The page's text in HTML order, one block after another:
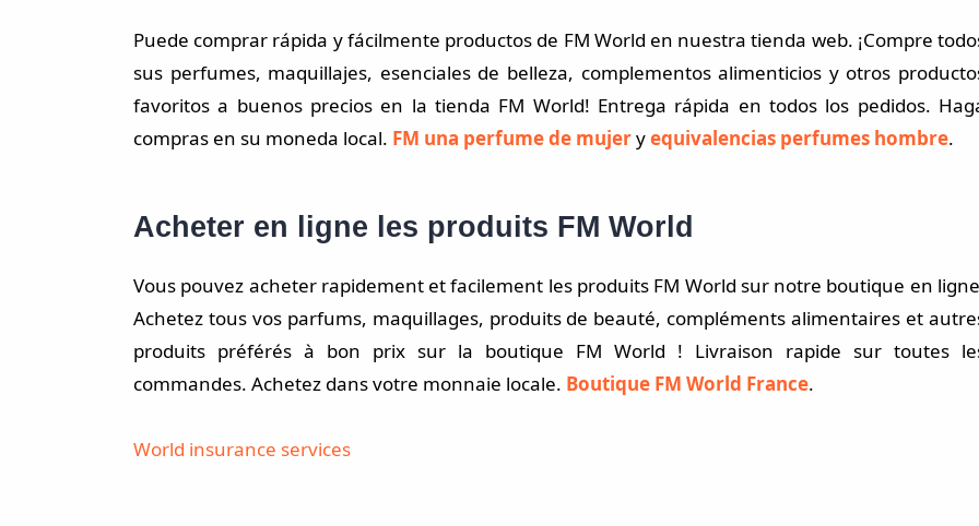
Puede comprar rápida y fácilmente productos de FM World en nuestra tienda web. ¡Compre
sus perfumes, maquillajes, esenciales de belleza, complementos alimenticios y otros
favoritos a buenos precios en la tienda FM World! Entrega rápida en todos los pedidos.
compras en su moneda local. FM una perfume de mujeryequivalencias perfumes hombre.
Acheter en ligne les produits FM World
Vous pouvez acheter rapidement et facilement les produits FM World sur notre boutique en
Achetez tous vos parfums, maquillages, produits de beauté, compléments alimentaires et
produits préférés à bon prix sur la boutique FM World ! Livraison rapide sur toutes
commandes. Achetez dans votre monnaie locale. Boutique FM World France.
World insurance services